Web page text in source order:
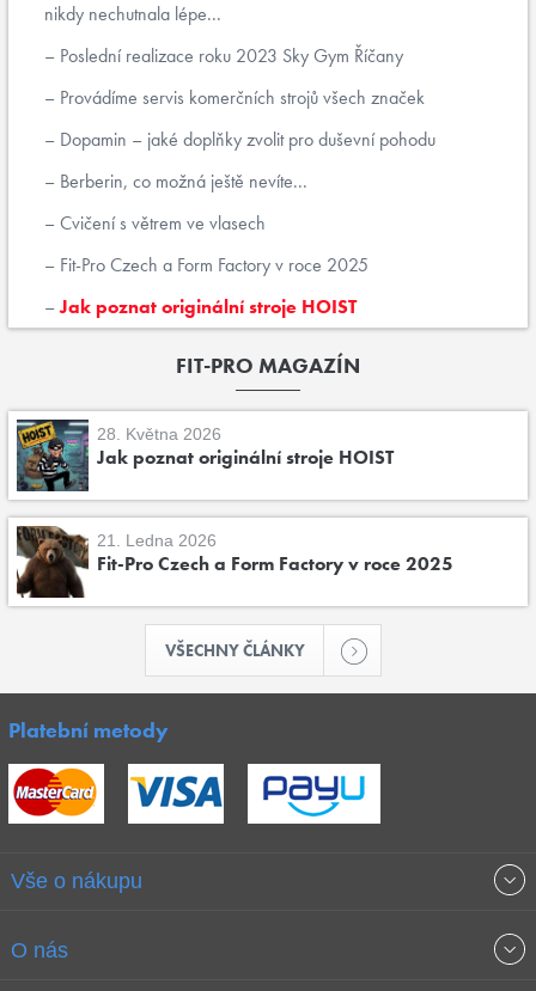
nikdy nechutnala lépe...
Poslední realizace roku 2023 Sky Gym Říčany
Provádíme servis komerčních strojů všech značek
Dopamin – jaké doplňky zvolit pro duševní pohodu
Berberin, co možná ještě nevíte...
Cvičení s větrem ve vlasech
Fit-Pro Czech a Form Factory v roce 2025
Jak poznat originální stroje HOIST
FIT-PRO MAGAZÍN
28. Května 2026
Jak poznat originální stroje HOIST
21. Ledna 2026
Fit-Pro Czech a Form Factory v roce 2025
VŠECHNY ČLÁNKY
Platební metody
Vše o nákupu
Obchodní podmínky
O nás